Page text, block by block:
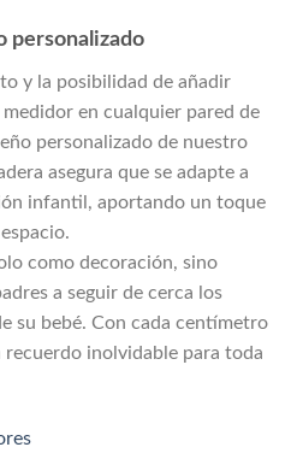
personalizado
y la posibilidad de añadir
en cualquier pared de
personalizado de nuestro
asegura que se adapte a
infantil, aportando un toque
como decoración, sino
a seguir de cerca los
su bebé. Con cada centímetro
recuerdo inolvidable para toda